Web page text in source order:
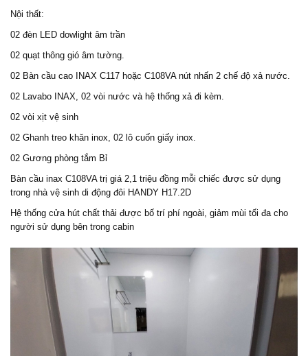
Nội thất:
02 đèn LED dowlight âm trần
02 quạt thông gió âm tường.
02 Bàn cầu cao INAX C117 hoặc C108VA nút nhấn 2 chế độ xả nước.
02 Lavabo INAX, 02 vòi nước và hệ thống xả đi kèm.
02 vòi xịt vệ sinh
02 Ghanh treo khăn inox, 02 lô cuốn giấy inox.
02 Gương phòng tắm Bỉ
Bàn cầu inax C108VA trị giá 2,1 triệu đồng mỗi chiếc được sử dụng
trong nhà vệ sinh di động đôi HANDY H17.2D
Hệ thống cửa hút chất thải được bố trí phí ngoài, giảm mùi tối đa cho
người sử dụng bên trong cabin